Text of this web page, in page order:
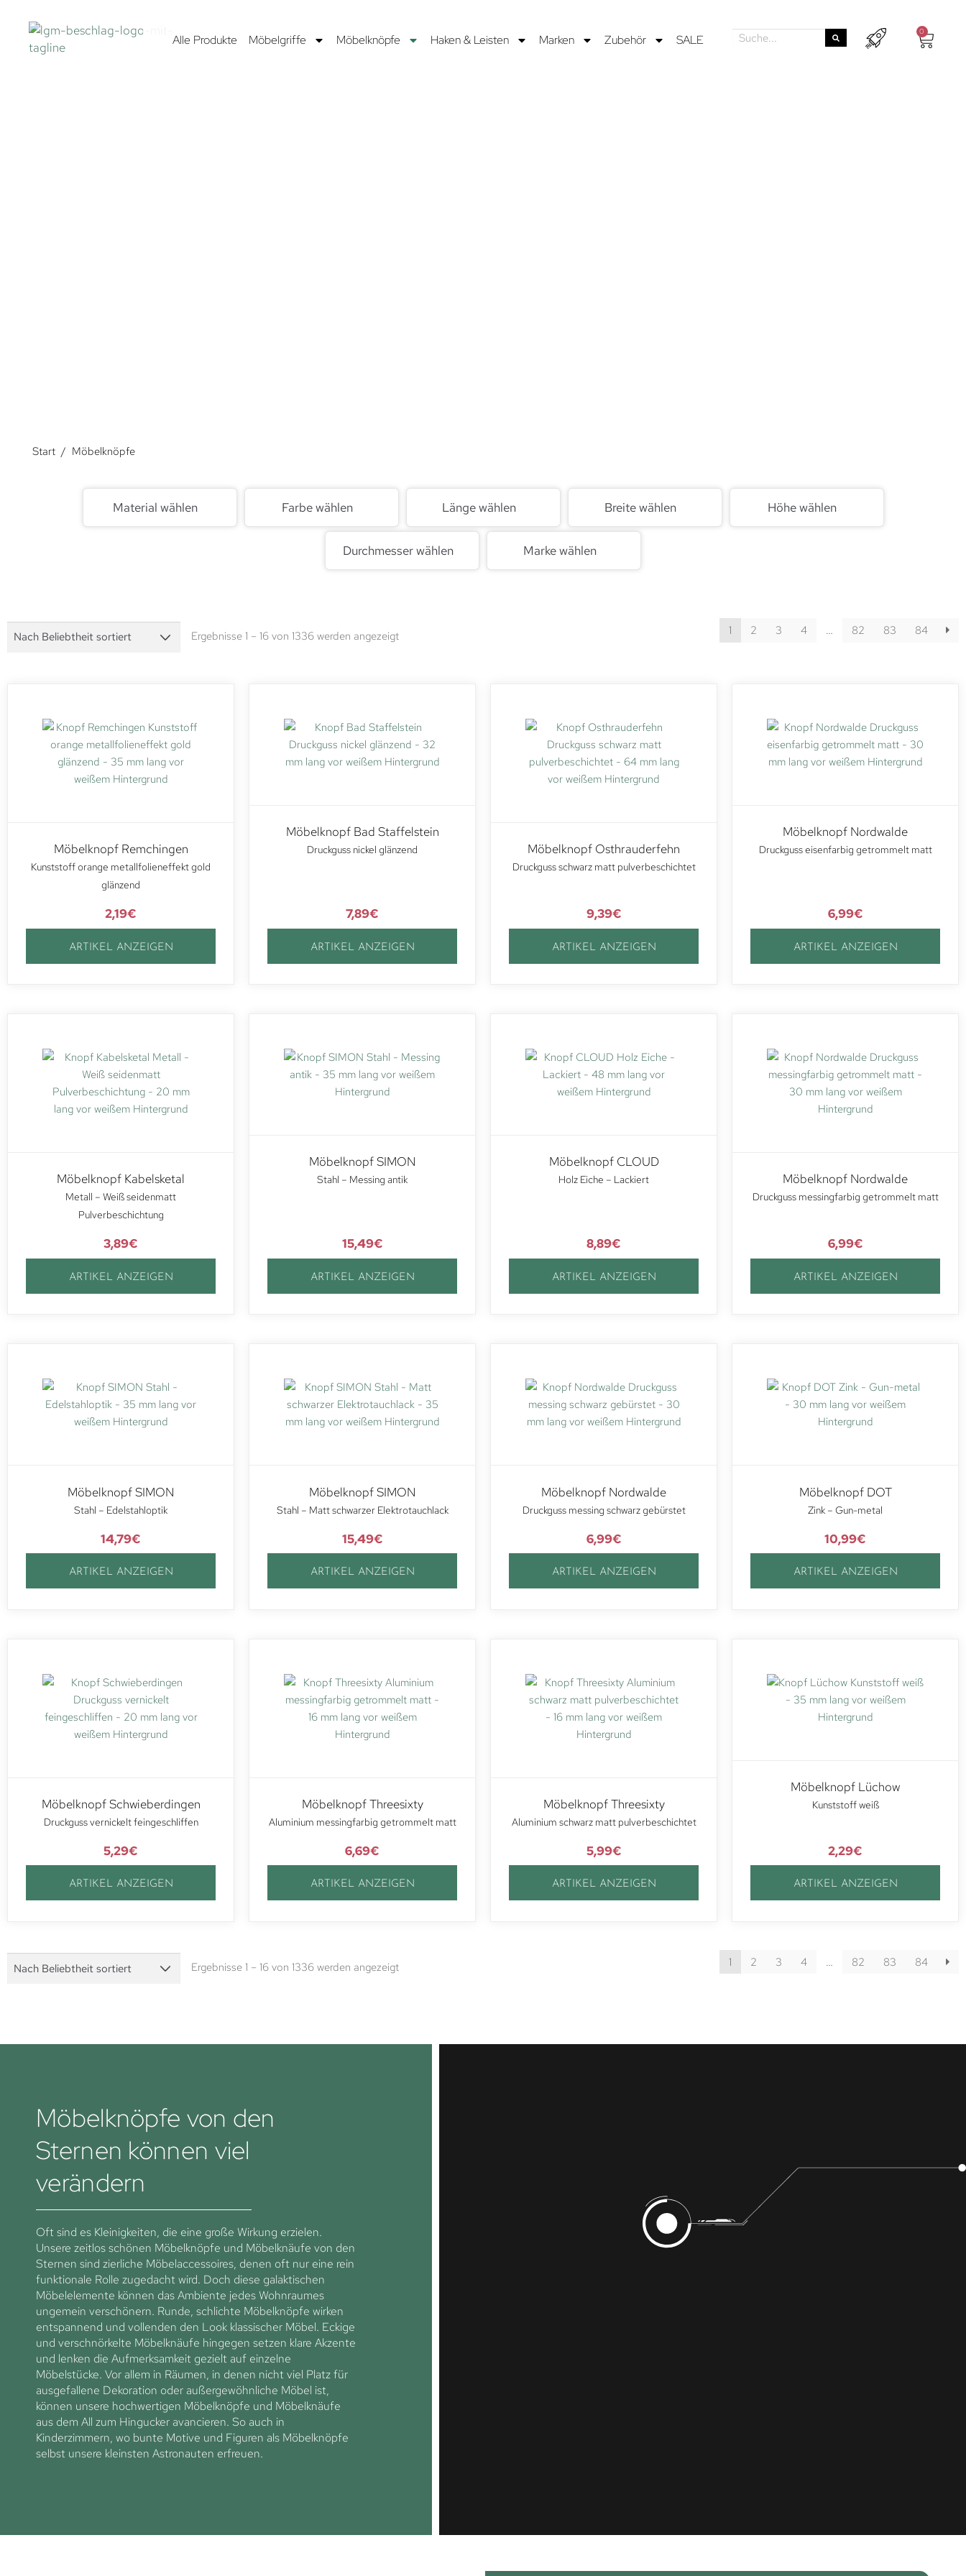
Alle Produkte Möbelgriffe Möbelknöpfe Haken & Leisten Marken Zubehör SALE
0
Start / Möbelknöpfe
Material wählen Farbe wählen Länge wählen Breite wählen Höhe wählen
Durchmesser wählen Marke wählen
Ergebnisse 1 – 16 von 1336 werden angezeigt 1 2 3 4 … 82 83 84
Möbelknopf Remchingen
Kunststoff orange metallfolieneffekt gold
glänzend
2,19€
ARTIKEL ANZEIGEN
Möbelknopf Bad Staffelstein
Druckguss nickel glänzend
7,89€
ARTIKEL ANZEIGEN
Möbelknopf Osthrauderfehn
Druckguss schwarz matt pulverbeschichtet
9,39€
ARTIKEL ANZEIGEN
Möbelknopf Nordwalde
Druckguss eisenfarbig getrommelt matt
6,99€
ARTIKEL ANZEIGEN
Möbelknopf Kabelsketal
Metall – Weiß seidenmatt
Pulverbeschichtung
3,89€
ARTIKEL ANZEIGEN
Möbelknopf SIMON
Stahl – Messing antik
15,49€
ARTIKEL ANZEIGEN
Möbelknopf CLOUD
Holz Eiche – Lackiert
8,89€
ARTIKEL ANZEIGEN
Möbelknopf Nordwalde
Druckguss messingfarbig getrommelt matt
6,99€
ARTIKEL ANZEIGEN
Möbelknopf SIMON
Stahl – Edelstahloptik
14,79€
ARTIKEL ANZEIGEN
Möbelknopf SIMON
Stahl – Matt schwarzer Elektrotauchlack
15,49€
ARTIKEL ANZEIGEN
Möbelknopf Nordwalde
Druckguss messing schwarz gebürstet
6,99€
ARTIKEL ANZEIGEN
Möbelknopf DOT
Zink – Gun-metal
10,99€
ARTIKEL ANZEIGEN
Möbelknopf Schwieberdingen
Druckguss vernickelt feingeschliffen
5,29€
ARTIKEL ANZEIGEN
Möbelknopf Threesixty
Aluminium messingfarbig getrommelt matt
6,69€
ARTIKEL ANZEIGEN
Möbelknopf Threesixty
Aluminium schwarz matt pulverbeschichtet
5,99€
ARTIKEL ANZEIGEN
Möbelknopf Lüchow
Kunststoff weiß
2,29€
ARTIKEL ANZEIGEN
Ergebnisse 1 – 16 von 1336 werden angezeigt 1 2 3 4 … 82 83 84
Möbelknöpfe von den
Sternen können viel
verändern
Oft sind es Kleinigkeiten, die eine große Wirkung erzielen.
Unsere zeitlos schönen Möbelknöpfe und Möbelknäufe von den
Sternen sind zierliche Möbelaccessoires, denen oft nur eine rein
funktionale Rolle zugedacht wird. Doch diese galaktischen
Möbelelemente können das Ambiente jedes Wohnraumes
ungemein verschönern. Runde, schlichte Möbelknöpfe wirken
entspannend und vollenden den Look klassischer Möbel. Eckige
und verschnörkelte Möbelknäufe hingegen setzen klare Akzente
und lenken die Aufmerksamkeit gezielt auf einzelne
Möbelstücke. Vor allem in Räumen, in denen nicht viel Platz für
ausgefallene Dekoration oder außergewöhnliche Möbel ist,
können unsere hochwertigen Möbelknöpfe und Möbelknäufe
aus dem All zum Hingucker avancieren. So auch in
Kinderzimmern, wo bunte Motive und Figuren als Möbelknöpfe
selbst unsere kleinsten Astronauten erfreuen.